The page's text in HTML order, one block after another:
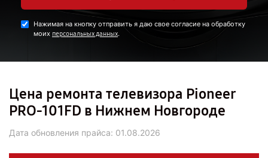
Нажимая на кнопку отправить я даю свое согласие на обработку
моих персональных данных.
Цена ремонта телевизора Pioneer
PRO-101FD в Нижнем Новгороде
Дата обновления прайса: 01.08.2026